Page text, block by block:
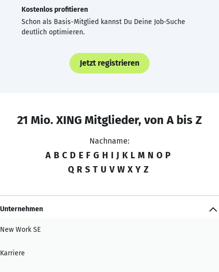
Kostenlos profitieren
Schon als Basis-Mitglied kannst Du Deine Job-Suche
deutlich optimieren.
Jetzt registrieren
21 Mio. XING Mitglieder, von A bis Z
Nachname:
A B C D E F G H I J K L M N O P
Q R S T U V W X Y Z
Unternehmen
New Work SE
Karriere